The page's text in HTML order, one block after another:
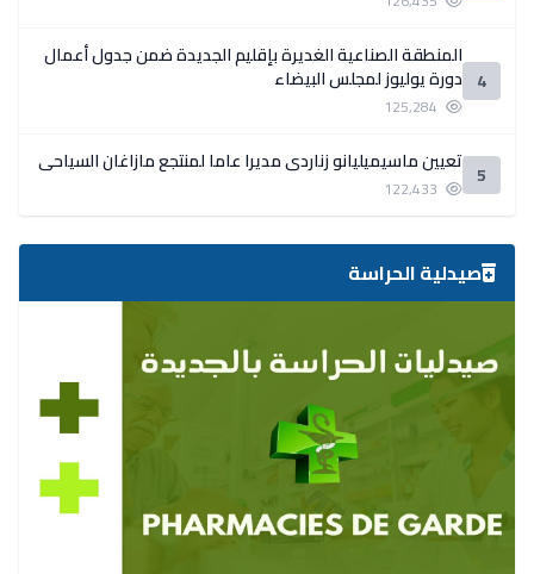
4
المنطقة الصناعية الغديرة بإقليم الجديدة ضمن جدول أعمال
دورة يوليوز لمجلس البيضاء
5 تعيين ماسيميليانو زناردي مديرا عاما لمنتجع مازاغان السياحي
صيدلية الحراسة